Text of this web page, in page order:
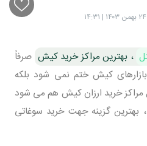
۲۴ بهمن ۱۴۰۳ | ۱۴:۳۱
، بهترین مراکز خرید کیش صرفاً
کیش ختم نمی شود بلکه
خرید ارزان کیش هم می شود
گزینه جهت خرید سوغاتی